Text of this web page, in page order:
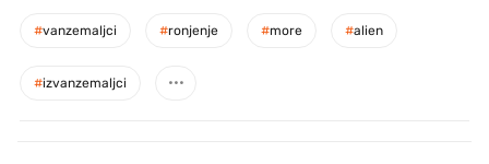
#vanzemaljci #ronjenje #more #alien
#izvanzemaljci